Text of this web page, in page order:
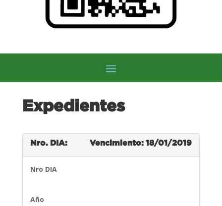
Expedientes
Nro. DIA: Vencimiento: 18/01/2019
Nro DIA
Año